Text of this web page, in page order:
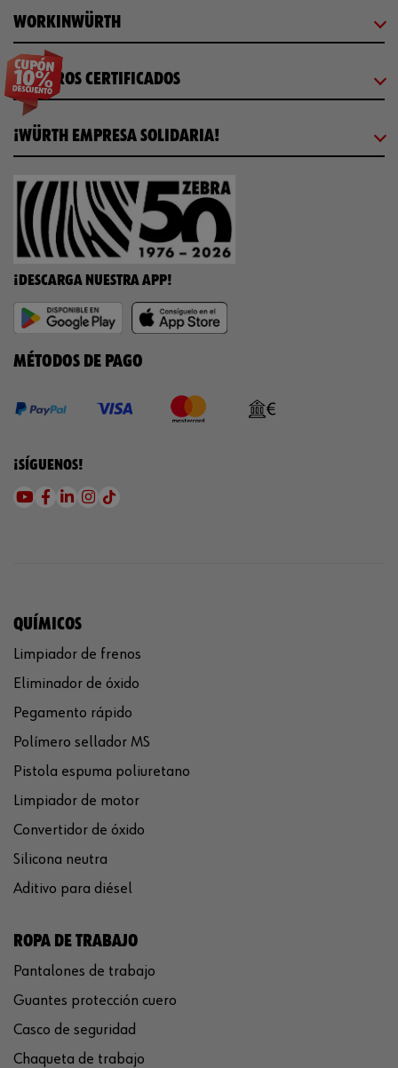
WORKINWÜRTH
NUESTROS CERTIFICADOS
¡WÜRTH EMPRESA SOLIDARIA!
¡DESCARGA NUESTRA APP!
MÉTODOS DE PAGO
¡SÍGUENOS!
QUÍMICOS
Limpiador de frenos
Eliminador de óxido
Pegamento rápido
Polímero sellador MS
Pistola espuma poliuretano
Limpiador de motor
Convertidor de óxido
Silicona neutra
Aditivo para diésel
ROPA DE TRABAJO
Pantalones de trabajo
Guantes protección cuero
Casco de seguridad
Chaqueta de trabajo